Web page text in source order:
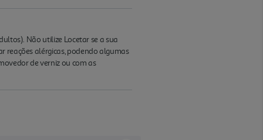
Não utilize Locetar se a sua
reações alérgicas, podendo algumas
de verniz ou com as